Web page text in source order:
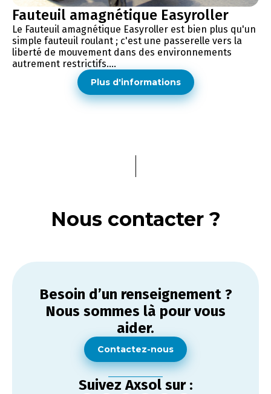
Fauteuil amagnétique Easyroller
Le Fauteuil amagnétique Easyroller est bien plus qu'un
simple fauteuil roulant ; c'est une passerelle vers la
liberté de mouvement dans des environnements
autrement restrictifs....
Plus d'informations
Nous contacter ?
Besoin d’un renseignement ?
Nous sommes là pour vous
aider.
Contactez-nous
Suivez Axsol sur :